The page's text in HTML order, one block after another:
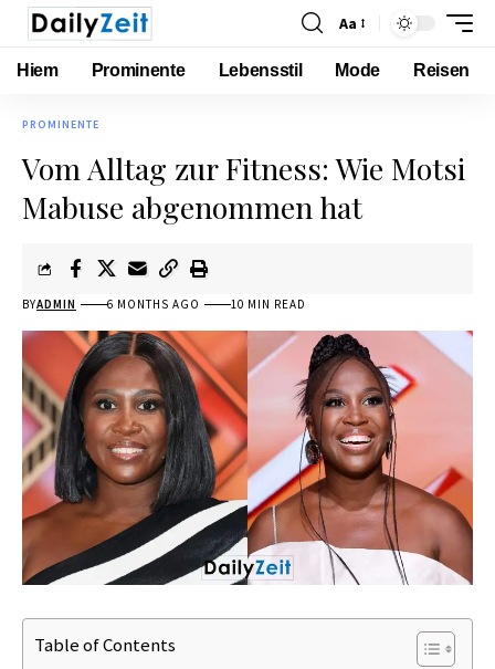
Aa
Hiem Prominente Lebensstil Mode Reisen
PROMINENTE
Vom Alltag zur Fitness: Wie Motsi
Mabuse abgenommen hat
BYADMIN 6 MONTHS AGO 10 MIN READ
Table of Contents